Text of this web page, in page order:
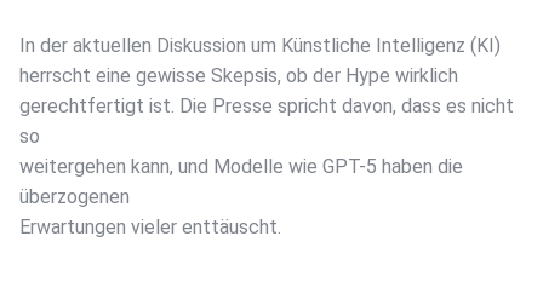
In der aktuellen Diskussion um Künstliche Intelligenz (KI)
herrscht eine gewisse Skepsis, ob der Hype wirklich
gerechtfertigt ist. Die Presse spricht davon, dass es nicht
so
weitergehen kann, und Modelle wie GPT-5 haben die
überzogenen
Erwartungen vieler enttäuscht.